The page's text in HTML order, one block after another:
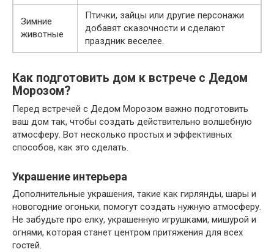
Зимние
животные
Птички, зайцы или другие персонажи
добавят сказочности и сделают
праздник веселее.
Как подготовить дом к встрече с Дедом
Морозом?
Перед встречей с Дедом Морозом важно подготовить
ваш дом так, чтобы создать действительно волшебную
атмосферу. Вот несколько простых и эффективных
способов, как это сделать.
Украшение интерьера
Дополнительные украшения, такие как гирлянды, шары и
новогодние огоньки, помогут создать нужную атмосферу.
Не забудьте про елку, украшенную игрушками, мишурой и
огнями, которая станет центром притяжения для всех
гостей.